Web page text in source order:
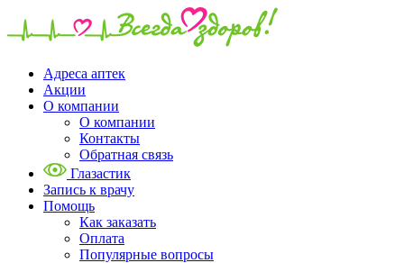
Адреса аптек
Акции
О компании
О компании
Контакты
Обратная связь
Глазастик
Запись к врачу
Помощь
Как заказать
Оплата
Популярные вопросы